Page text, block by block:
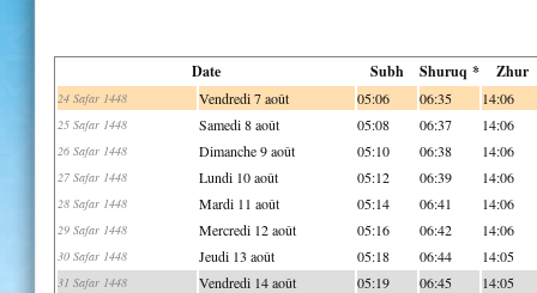
Date Subh Shuruq * Zhur
24 Safar 1448 Vendredi 7 août 05:06 06:35 14:06
25 Safar 1448 Samedi 8 août 05:08 06:37 14:06
26 Safar 1448 Dimanche 9 août 05:10 06:38 14:06
27 Safar 1448 Lundi 10 août 05:12 06:39 14:06
28 Safar 1448 Mardi 11 août 05:14 06:41 14:06
29 Safar 1448 Mercredi 12 août 05:16 06:42 14:06
30 Safar 1448 Jeudi 13 août 05:18 06:44 14:05
31 Safar 1448 Vendredi 14 août 05:19 06:45 14:05